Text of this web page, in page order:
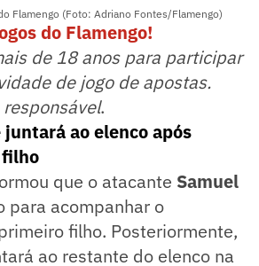
Flamengo (Foto: Adriano Fontes/Flamengo)
do Flamengo!
de 18 anos para participar
de jogo de apostas.
.
juntará ao elenco após
que o atacante Samuel
para acompanhar o
filho. Posteriormente,
ao restante do elenco na